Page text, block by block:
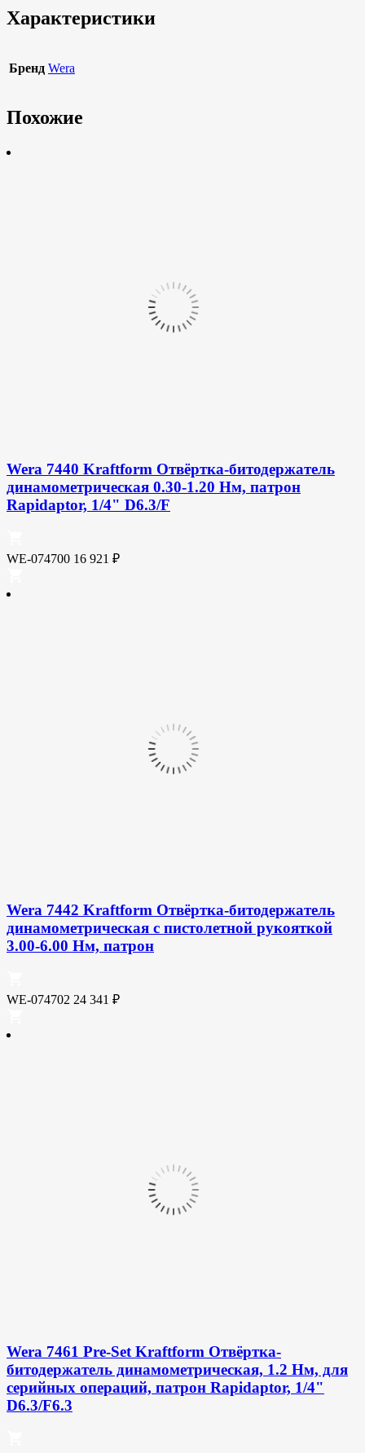
Характеристики
Бренд Wera
Похожие
Wera 7440 Kraftform Отвёртка-битодержатель
динамометрическая 0.30-1.20 Нм, патрон
Rapidaptor, 1/4" D6.3/F
WE-074700 16 921 ₽
Wera 7442 Kraftform Отвёртка-битодержатель
динамометрическая с пистолетной рукояткой
3.00-6.00 Нм, патрон
WE-074702 24 341 ₽
Wera 7461 Pre-Set Kraftform Отвёртка-
битодержатель динамометрическая, 1.2 Нм, для
серийных операций, патрон Rapidaptor, 1/4"
D6.3/F6.3